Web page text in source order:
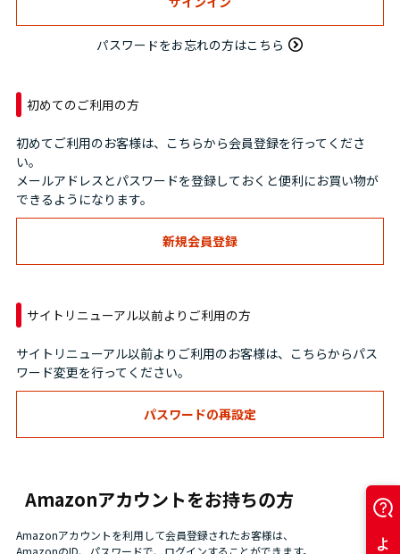
パスワードをお忘れの方はこちら
初めてのご利用の方
初めてご利用のお客様は、こちらから会員登録を行ってくださ
い。
メールアドレスとパスワードを登録しておくと便利にお買い物が
できるようになります。
サイトリニューアル以前よりご利用の方
サイトリニューアル以前よりご利用のお客様は、こちらからパス
ワード変更を行ってください。
Amazonアカウントをお持ちの方
Amazonアカウントを利用して会員登録されたお客様は、
AmazonのID、パスワードで、ログインすることができます。